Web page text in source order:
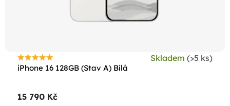
iPhone 16 128GB (Stav A) Bílá
Průměrné
je
Skladem (>5 ks)
15 790 Kč